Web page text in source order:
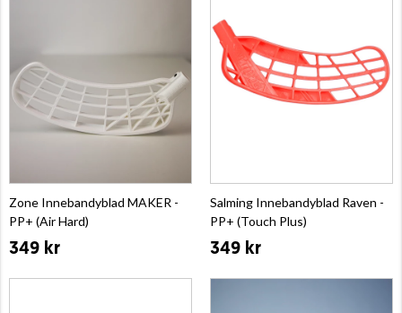
Zone Innebandyblad MAKER -
PP+ (Air Hard)
349 kr
Salming Innebandyblad Raven -
PP+ (Touch Plus)
349 kr